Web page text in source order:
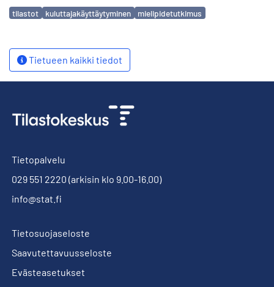
Avainsanat
tilastot kuluttajakäyttäytyminen mielipidetutkimus
Tietueen kaikki tiedot
Tietopalvelu
029 551 2220 (arkisin klo 9.00-16.00)
info@stat.fi
Tietosuojaseloste
Saavutettavuusseloste
Evästeasetukset